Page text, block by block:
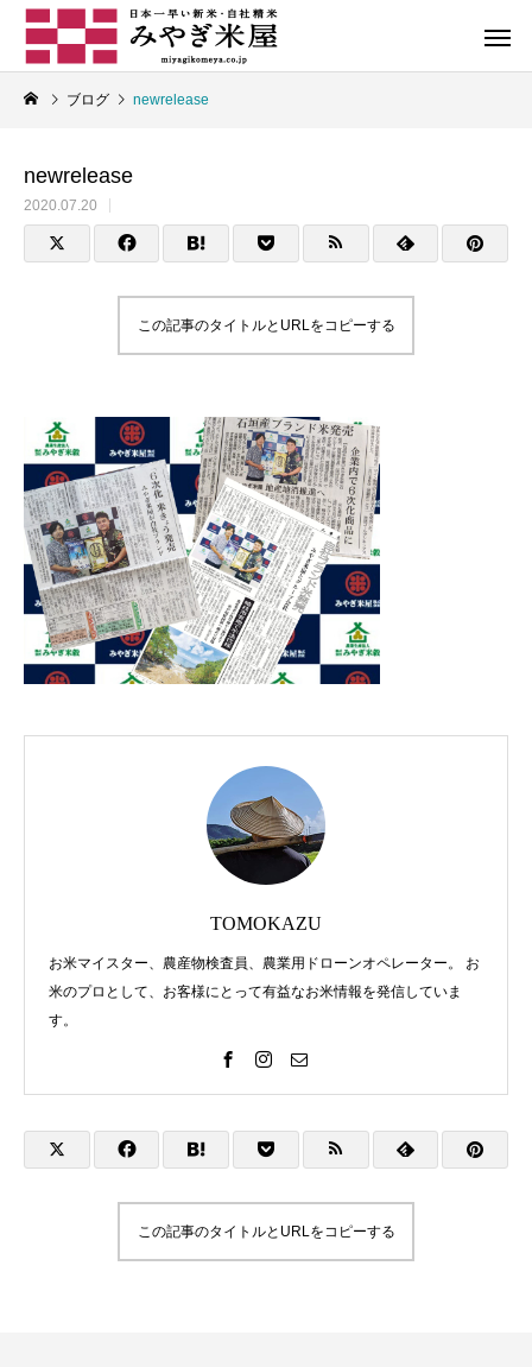
自社ブランド米
オリジナル
石垣島産米
地産地消
お米コラム
お米の正しい炊き方とは
2021.01.22
炊いたご飯の保存に
みやぎ米屋、全国デビュー
石垣島で初めて、節水型乾田直播の実証を
母校・登野城小学
ブログ newrelease
newrelease
2020.07.20
この記事のタイトルとURLをコピーする
TOMOKAZU
お米マイスター、農産物検査員、農業用ドローンオペレーター。 お
米のプロとして、お客様にとって有益なお米情報を発信していま
す。
この記事のタイトルとURLをコピーする